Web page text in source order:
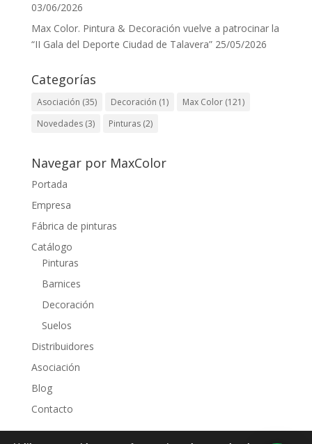
03/06/2026
Max Color. Pintura & Decoración vuelve a patrocinar la
“II Gala del Deporte Ciudad de Talavera” 25/05/2026
Categorías
Asociación (35) Decoración (1) Max Color(121)
Novedades(3) Pinturas(2)
Navegar por MaxColor
Portada
Empresa
Fábrica de pinturas
Catálogo
Pinturas
Barnices
Decoración
Suelos
Distribuidores
Asociación
Blog
Contacto